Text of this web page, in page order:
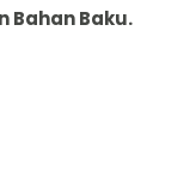
Bahan Baku.